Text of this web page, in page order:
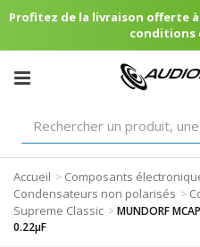
Profitez de la livraison offerte
conditions
Accueil > Composants
Condensateurs non polarisés >
Supreme Classic >MUNDORF
0.22µF